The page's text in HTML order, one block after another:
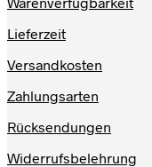
Lieferzeit
Versandkosten
Zahlungsarten
Rücksendungen
Widerrufsbelehrung